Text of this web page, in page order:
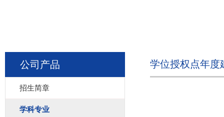
公司产品
招生简章
学科专业
学位授权点年度